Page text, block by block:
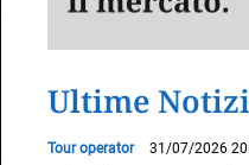
Ultime
Tour operator 31/07/2026